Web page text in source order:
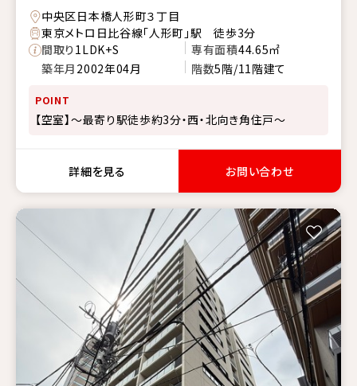
中央区日本橋人形町３丁目
東京メトロ日比谷線「人形町」駅 徒歩3分
間取り1LDK+S 専有面積44.65㎡
築年月 2002年04月 階数5階/11階建て
POINT
【空室】～最寄り駅徒歩約3分・西・北向き角住戸～
詳細を見る お問い合わせ